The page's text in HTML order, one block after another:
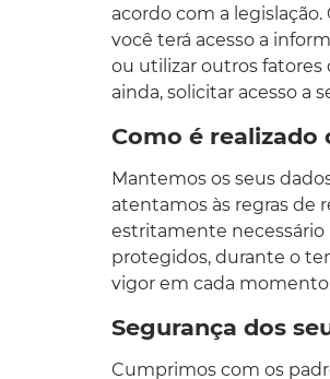
acordo com a
você terá acesso a
ou utilizar outros fatores
ainda, solicitar acesso a
Como é realizado
Mantemos os seus
atentamos às regras de
estritamente
protegidos, durante o
vigor em cada
Segurança dos
Cumprimos com os